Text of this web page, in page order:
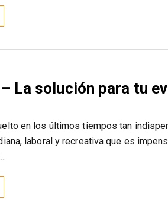
La solución para tu
en los últimos tiempos tan
laboral y recreativa que es